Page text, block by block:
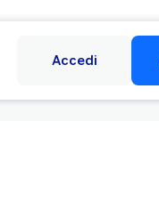
Accedi